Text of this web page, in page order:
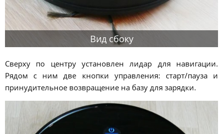
Вид сбоку
Сверху по центру установлен лидар для навигации.
Рядом с ним две кнопки управления: старт/пауза и
принудительное возвращение на базу для зарядки.